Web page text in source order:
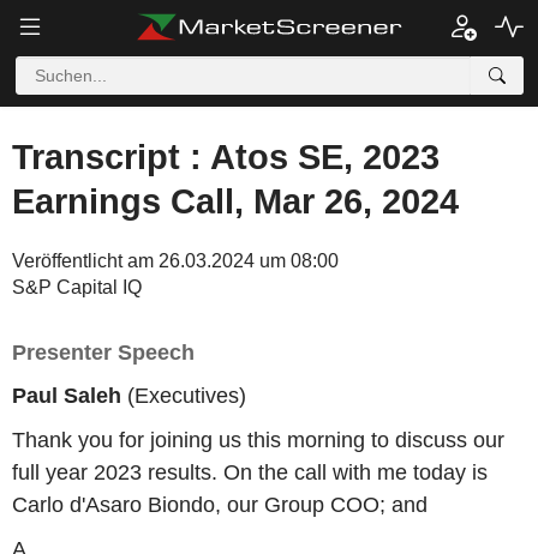
Transcript : Atos SE, 2023
Earnings Call, Mar 26, 2024
Veröffentlicht am 26.03.2024 um 08:00
S&P Capital IQ
Presenter Speech
Paul Saleh (Executives)
Thank you for joining us this morning to discuss our
full year 2023 results. On the call with me today is
Carlo d'Asaro Biondo, our Group COO; and
A